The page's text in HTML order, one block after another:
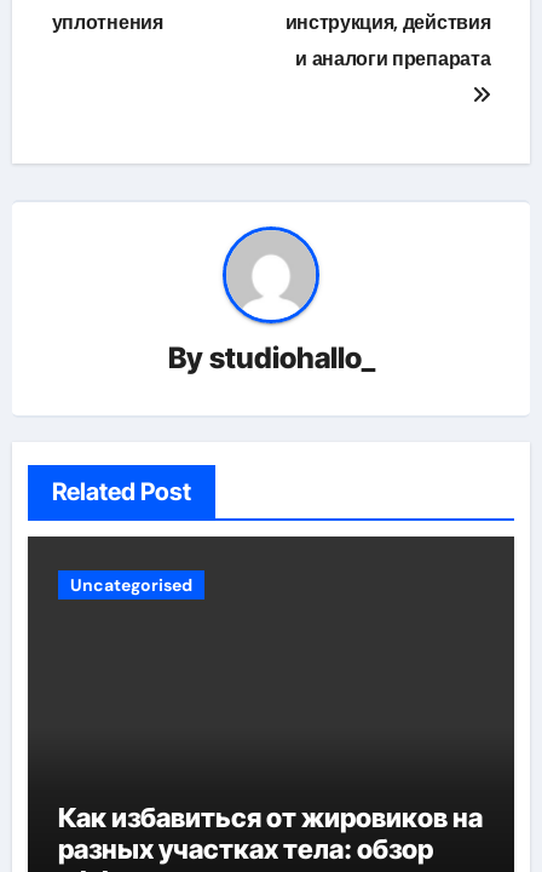
уплотнения
инструкция, действия
и аналоги препарата
Bystudiohallo_
Related Post
Uncategorised
Как избавиться от жировиков на
разных участках тела: обзор